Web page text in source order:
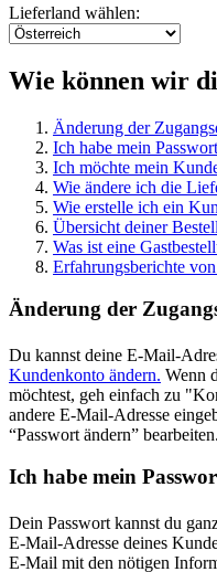
Lieferland wählen:
Wie können wir
Änderung der
Ich habe mein
Ich möchte mein
Wie ändere ich die
Wie erstelle ich ein
Übersicht deiner
Was ist eine
Erfahrungsberichte
Änderung der
Du kannst deine E-Mail-
Kundenkonto ändern. Wenn
möchtest, geh einfach zu
andere E-Mail-Adresse
“Passwort ändern” bearbeiten.
Ich habe mein
Dein Passwort kannst du
E-Mail-Adresse deines
E-Mail mit den nötigen